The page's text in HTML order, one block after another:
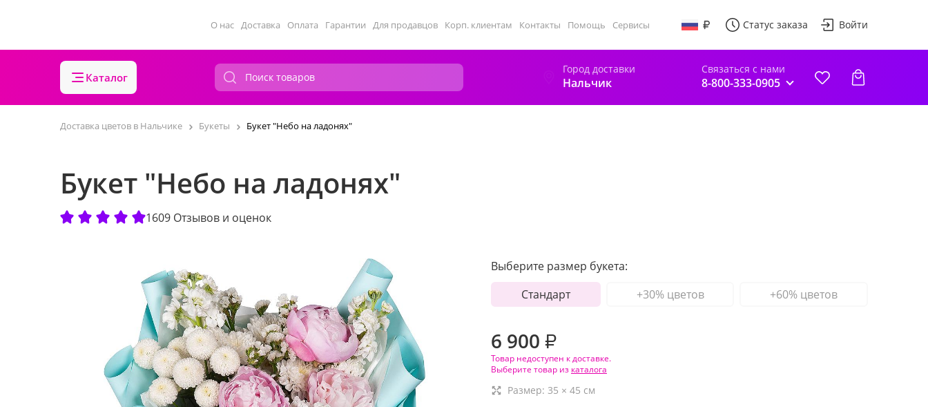
О нас Доставка Оплата Гарантии Для продавцов Корп. клиентам Контакты Помощь Сервисы Статус заказа Войти
Каталог
Город доставки
Нальчик
Связаться с нами
8-800-333-0905
Доставка цветов в Нальчике Букеты Букет "Небо на ладонях"
Букет "Небо на ладонях"
1609 Отзывов и оценок
Выберите размер букета:
Стандарт
+30% цветов +60% цветов
6 900 ₽
Товар недоступен к доставке.
Выберите товар из каталога
Размер: 35 × 45 см